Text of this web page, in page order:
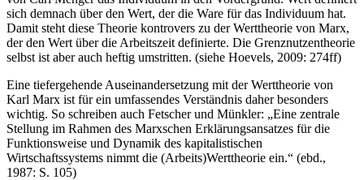
sich demnach über den Wert, der die Ware für das Individuum hat.
Damit steht diese Theorie kontrovers zu der Werttheorie von Marx,
der den Wert über die Arbeitszeit definierte. Die Grenznutzentheorie
selbst ist aber auch heftig umstritten. (siehe Hoevels, 2009: 274ff)
Eine tiefergehende Auseinandersetzung mit der Werttheorie von
Karl Marx ist für ein umfassendes Verständnis daher besonders
wichtig. So schreiben auch Fetscher und Münkler: „Eine zentrale
Stellung im Rahmen des Marxschen Erklärungsansatzes für die
Funktionsweise und Dynamik des kapitalistischen
Wirtschaftssystems nimmt die (Arbeits)Werttheorie ein.“ (ebd.,
1987: S. 105)